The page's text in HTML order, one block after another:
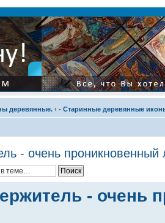
деревянные. ‹ - Старинные деревянные
- очень проникновенный
- очень